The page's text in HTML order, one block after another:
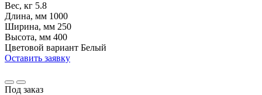
Вес, кг 5.8
Длина, мм 1000
Ширина, мм 250
Высота, мм 400
Цветовой вариант Белый
Оставить заявку
Под заказ